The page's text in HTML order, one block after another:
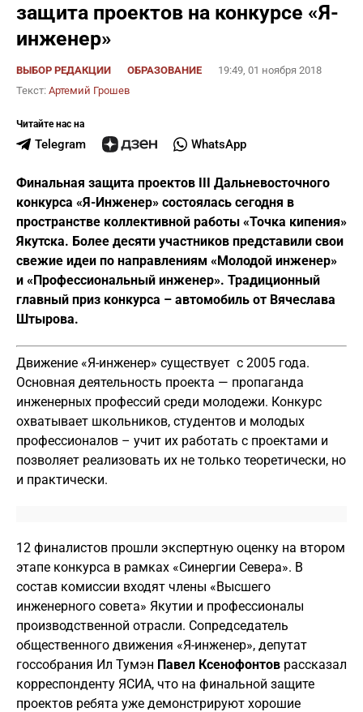
защита проектов на конкурсе «Я-
инженер»
ВЫБОР РЕДАКЦИИ ОБРАЗОВАНИЕ
19:49, 01 ноября 2018
Текст: Артемий Грошев
Читайте нас на
Telegram WhatsApp
Финальная защита проектов III Дальневосточного
конкурса «Я-Инженер» состоялась сегодня в
пространстве коллективной работы «Точка кипения»
Якутска. Более десяти участников представили свои
свежие идеи по направлениям «Молодой инженер»
и «Профессиональный инженер». Традиционный
главный приз конкурса – автомобиль от Вячеслава
Штырова.
Движение «Я-инженер» существует с 2005 года.
Основная деятельность проекта — пропаганда
инженерных профессий среди молодежи. Конкурс
охватывает школьников, студентов и молодых
профессионалов – учит их работать с проектами и
позволяет реализовать их не только теоретически, но
и практически.
12 финалистов прошли экспертную оценку на втором
этапе конкурса в рамках «Синергии Севера». В
состав комиссии входят члены «Высшего
инженерного совета» Якутии и профессионалы
производственной отрасли. Сопредседатель
общественного движения «Я-инженер», депутат
госсобрания Ил Тумэн Павел Ксенофонтов рассказал
корреспонденту ЯСИА, что на финальной защите
проектов ребята уже демонстрируют хорошие